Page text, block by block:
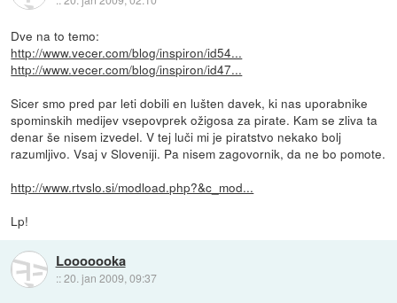
Dve na to temo:
http://www.vecer.com/blog/inspiron/id54...
http://www.vecer.com/blog/inspiron/id47...
Sicer smo pred par leti dobili en lušten davek, ki nas uporabnike
spominskih medijev vsepovprek ožigosa za pirate. Kam se zliva ta
denar še nisem izvedel. V tej luči mi je piratstvo nekako bolj
razumljivo. Vsaj v Sloveniji. Pa nisem zagovornik, da ne bo pomote.
http://www.rtvslo.si/modload.php?&c_mod...
Lp!
Looooooka
::20. jan 2009, 09:37